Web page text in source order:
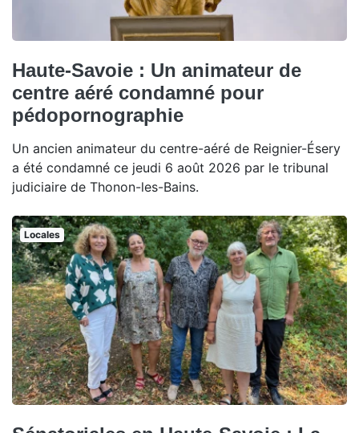
Haute-Savoie : Un animateur de
centre aéré condamné pour
pédopornographie
Un ancien animateur du centre-aéré de Reignier-Ésery
a été condamné ce jeudi 6 août 2026 par le tribunal
judiciaire de Thonon-les-Bains.
Locales